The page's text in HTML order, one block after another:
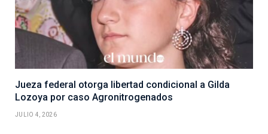
Jueza federal otorga libertad condicional a Gilda
Lozoya por caso Agronitrogenados
JULIO 4, 2026